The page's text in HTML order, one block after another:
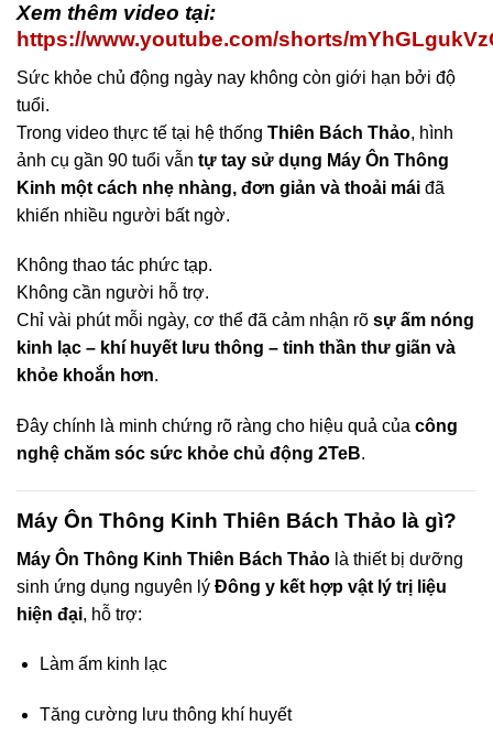
Xem thêm video tại:
https://www.youtube.com/shorts/
Sức khỏe chủ động ngày nay không còn giới hạn bởi độ
tuổi.
Trong video thực tế tại hệ thống Thiên Bách Thảo, hình
ảnh cụ gần 90 tuổi vẫn tự tay sử dụng Máy Ôn Thông
Kinh một cách nhẹ nhàng, đơn giản và thoải mái đã
khiến nhiều người bất ngờ.
Không thao tác phức tạp.
Không cần người hỗ trợ.
Chỉ vài phút mỗi ngày, cơ thể đã cảm nhận rõ sự ấm nóng
kinh lạc – khí huyết lưu thông – tinh thần thư giãn và
khỏe khoắn hơn.
Đây chính là minh chứng rõ ràng cho hiệu quả của công
nghệ chăm sóc sức khỏe chủ động 2TeB.
Máy Ôn Thông Kinh Thiên Bách Thảo là gì?
Máy Ôn Thông Kinh Thiên Bách Thảo là thiết bị dưỡng
sinh ứng dụng nguyên lý Đông y kết hợp vật lý trị liệu
hiện đại, hỗ trợ:
Làm ấm kinh lạc
Tăng cường lưu thông khí huyết